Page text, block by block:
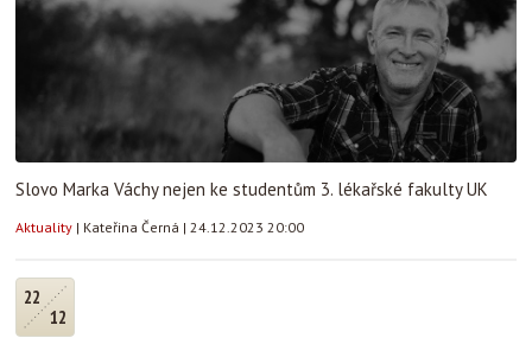
Slovo Marka Váchy nejen ke studentům 3. lékařské fakulty UK
Aktuality | Kateřina Černá | 24.12.2023 20:00
22
12